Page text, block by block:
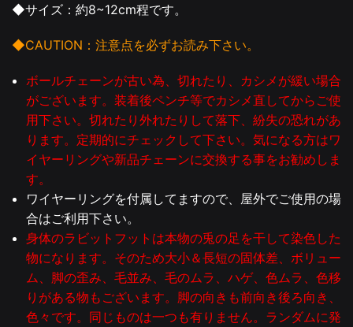
◆サイズ：約8~12cm程です。
◆CAUTION：注意点を必ずお読み下さい。
ボールチェーンが古い為、切れたり、カシメが緩い場合
がございます。装着後ペンチ等でカシメ直してからご使
用下さい。切れたり外れたりして落下、紛失の恐れがあ
ります。定期的にチェックして下さい。気になる方はワ
イヤーリングや新品チェーンに交換する事をお勧めしま
す。
ワイヤーリングを付属してますので、屋外でご使用の場
合はご利用下さい。
身体のラビットフットは本物の兎の足を干して染色した
物になります。そのため大小＆長短の固体差、ボリュー
ム、脚の歪み、毛並み、毛のムラ、ハゲ、色ムラ、色移
りがある物もございます。 脚の向きも前向き後ろ向き、
色々です。 同じものは一つも有りません。 ランダムに発